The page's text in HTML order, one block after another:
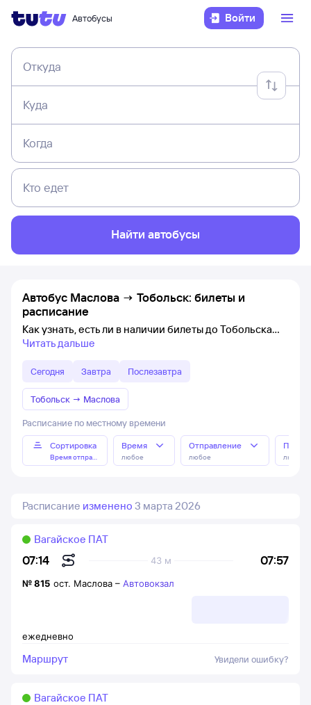
Автобусы Войти
Откуда
Куда
Когда
Кто едет
Найти автобусы
Автобус Маслова → Тобольск: билеты и
расписание
Как узнать, есть ли в наличии билеты до Тобольска
Читать дальше
Сегодня Завтра Послезавтра
Тобольск → Маслова
Расписание по местному времени
Сортировка
Время отправления
Время
любое
Отправление
любое любое
Расписание изменено 3 марта 2026
07:14 07:57
43 м
Вагайское ПАТ
ежедневно
№815 ост. Маслова – Автовокзал
Маршрут Увидели ошибку?
Вагайское ПАТ